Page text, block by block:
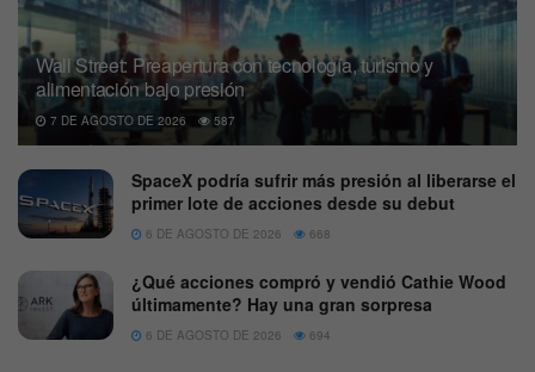
Wall Street: Preapertura con tecnología, turismo y
alimentación bajo presión
7 DE AGOSTO DE 2026 587
SpaceX podría sufrir más presión al liberarse el
primer lote de acciones desde su debut
6 DE AGOSTO DE 2026 668
¿Qué acciones compró y vendió Cathie Wood
últimamente? Hay una gran sorpresa
6 DE AGOSTO DE 2026 694